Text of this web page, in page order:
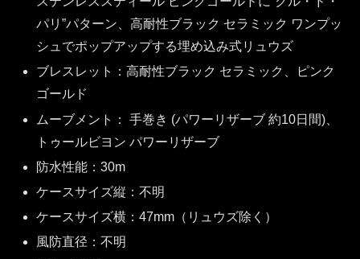
パリ”パターン、高耐性ブラック セラミック ワンプッ
シュでポップアップする埋め込み式リュウズ
ブレスレット：高耐性ブラック セラミック、ピンク
ゴールド
ムーブメント： 手巻き (パワーリザーブ 約10日間)、
トゥールビヨン パワーリザーブ
防水性能：30m
ケースサイズ縦：不明
ケースサイズ横：47mm（リュウズ除く）
風防直径：不明